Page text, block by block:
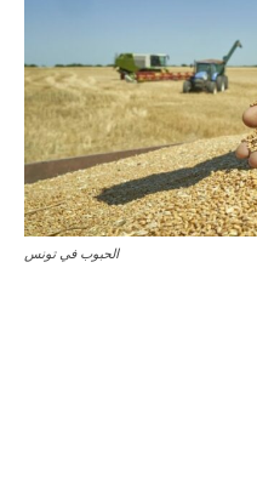
الحبوب في تونس